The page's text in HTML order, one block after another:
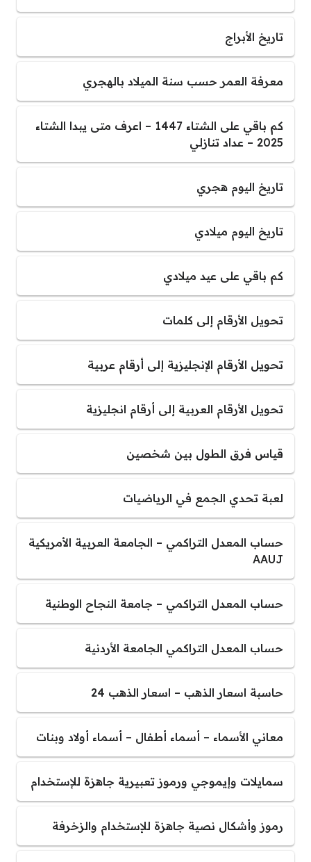
تاريخ الأبراج
معرفة العمر حسب سنة الميلاد بالهجري
كم باقي على الشتاء 1447 – اعرف متى يبدا الشتاء
2025 – عداد تنازلي
تاريخ اليوم هجري
تاريخ اليوم ميلادي
كم باقي على عيد ميلادي
تحويل الأرقام إلى كلمات
تحويل الأرقام الإنجليزية إلى أرقام عربية
تحويل الأرقام العربية إلى أرقام انجليزية
قياس فرق الطول بين شخصين
لعبة تحدي الجمع في الرياضيات
حساب المعدل التراكمي – الجامعة العربية الأمريكية
AAUJ
حساب المعدل التراكمي – جامعة النجاح الوطنية
حساب المعدل التراكمي الجامعة الأردنية
حاسبة اسعار الذهب – اسعار الذهب 24
معاني الأسماء – أسماء أطفال – أسماء أولاد وبنات
سمايلات وإيموجي ورموز تعبيرية جاهزة للإستخدام
رموز وأشكال نصية جاهزة للإستخدام والزخرفة